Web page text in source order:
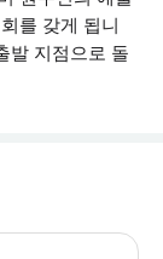
를 갖게 됩니
발 지점으로 돌
공지: 만 16세 이